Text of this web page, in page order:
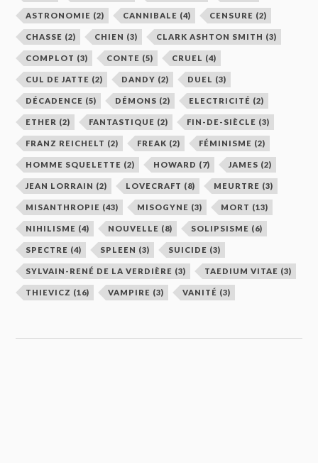
ASTRONOMIE (2) CANNIBALE (4) CENSURE (2)
CHASSE (2) CHIEN (3) CLARK ASHTON SMITH (3)
COMPLOT (3) CONTE (5) CRUEL (4)
CUL DE JATTE (2) DANDY (2) DUEL (3)
DÉCADENCE (5) DÉMONS (2) ELECTRICITÉ (2)
ETHER (2) FANTASTIQUE (2) FIN-DE-SIÈCLE (3)
FRANZ REICHELT (2) FREAK (2) FÉMINISME (2)
HOMME SQUELETTE (2) HOWARD (7) JAMES (2)
JEAN LORRAIN (2) LOVECRAFT (8) MEURTRE (3)
MISANTHROPIE (43) MISOGYNE (3) MORT (13)
NIHILISME (4) NOUVELLE (8) SOLIPSISME (6)
SPECTRE (4) SPLEEN (3) SUICIDE (3)
SYLVAIN-RENÉ DE LA VERDIÈRE (3) TAEDIUM VITAE (3)
THIEVICZ (16) VAMPIRE (3) VANITÉ (3)